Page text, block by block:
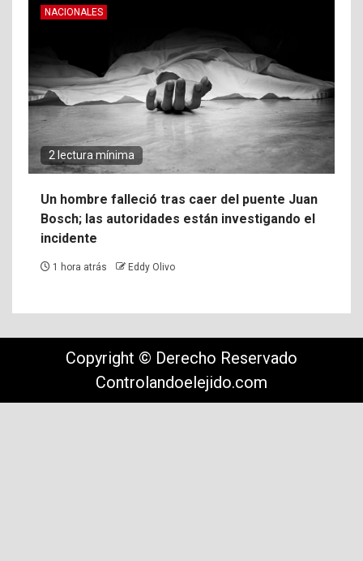
NACIONALES
2 lectura mínima
Un hombre falleció tras caer del puente Juan
Bosch; las autoridades están investigando el
incidente
1 hora atrás Eddy Olivo
Copyright © Derecho Reservado
Controlandoelejido.com